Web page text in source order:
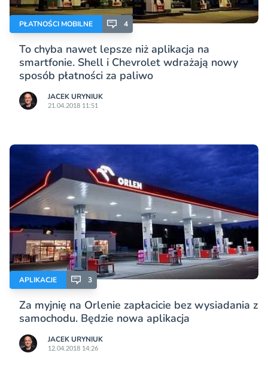
PŁATNOŚCI MOBILNE 4
To chyba nawet lepsze niż aplikacja na
smartfonie. Shell i Chevrolet wdrażają nowy
sposób płatności za paliwo
JACEK URYNIUK
21.04.2018 11:51
APLIKACJE 3
Za myjnię na Orlenie zapłacicie bez wysiadania z
samochodu. Będzie nowa aplikacja
JACEK URYNIUK
12.04.2018 14:26